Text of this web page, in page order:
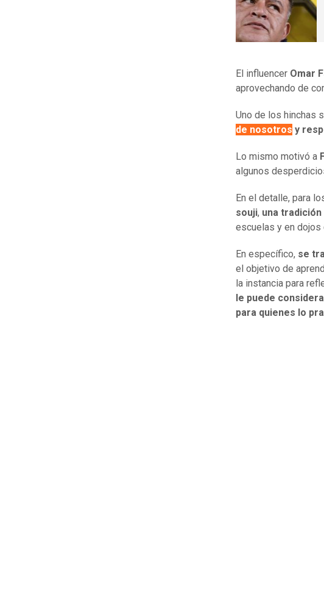
El influencer Omar
aprovechando de
Uno de los hinchas
de nosotros y
Lo mismo motivó a
algunos
En el detalle, para
souji, una
escuelas y en dojos
En específico, se
el objetivo de
la instancia para
le puede
para quienes lo